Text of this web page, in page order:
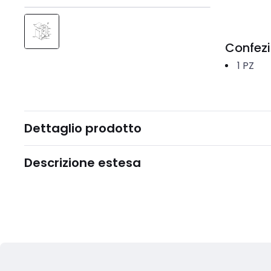
1 PZ
Dettaglio prodotto
Descrizione estesa